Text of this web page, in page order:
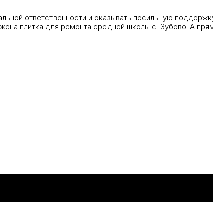
ответственности и оказывать посильную
плитка для ремонта средней школы с. Зубово. А